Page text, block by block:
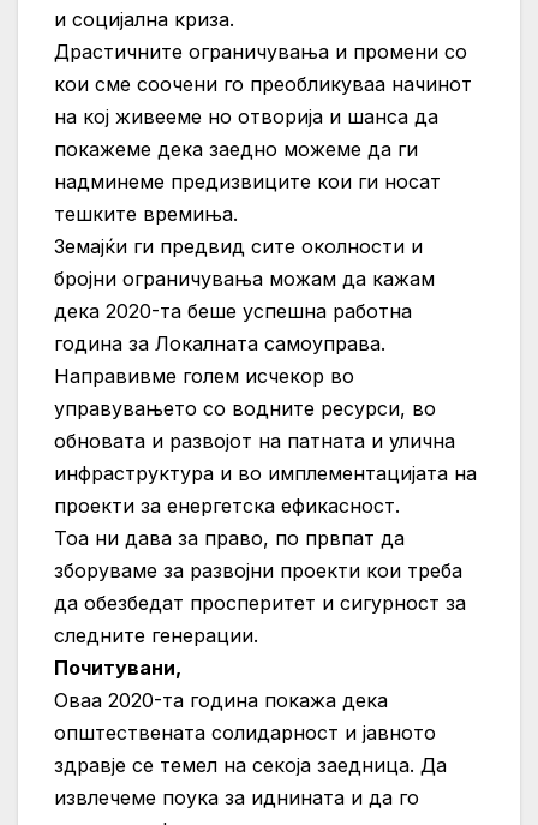
и социјална криза.
Драстичните ограничувања и промени со
кои сме соочени го преобликуваа начинот
на кој живееме но отворија и шанса да
покажеме дека заедно можеме да ги
надминеме предизвиците кои ги носат
тешките времиња.
Земајќи ги предвид сите околности и
бројни ограничувања можам да кажам
дека 2020-та беше успешна работна
година за Локалната самоуправа.
Направивме голем исчекор во
управувањето со водните ресурси, во
обновата и развојот на патната и улична
инфраструктура и во имплементацијата на
проекти за енергетска ефикасност.
Тоа ни дава за право, по првпат да
зборуваме за развојни проекти кои треба
да обезбедат просперитет и сигурност за
следните генерации.
Почитувани,
Оваа 2020-та година покажа дека
општествената солидарност и јавното
здравје се темел на секоја заедница. Да
извлечеме поука за иднината и да го